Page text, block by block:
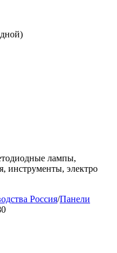
лампы,
инструменты, электро
Россия/Панели